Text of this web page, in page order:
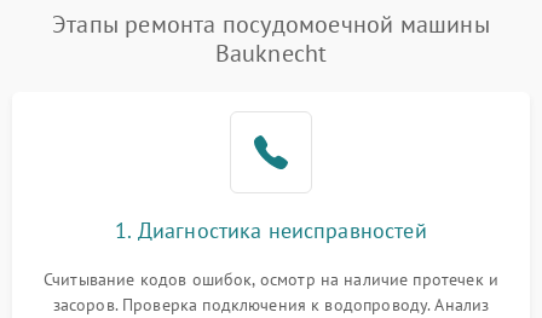
Этапы ремонта посудомоечной машины
Bauknecht
1. Диагностика неисправностей
Считывание кодов ошибок, осмотр на наличие протечек и
засоров. Проверка подключения к водопроводу. Анализ